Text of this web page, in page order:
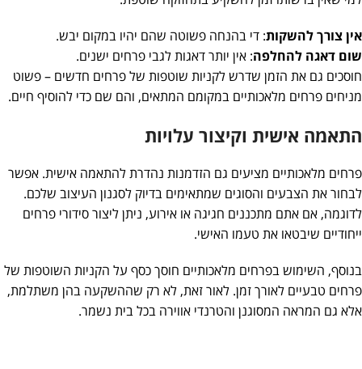
אין צורך להשקות: די בהנחה פשוטה שהם יהיו במקום יבש.
שום דאגה להחלפה: אין יותר דאגות לגבי פרחים ישנים.
חוסכים גם את הזמן שדרש לקניות שוטפות של פרחים חדשים – פשוט
מניחים פרחים מלאכותיים במקומם המתאים, והם שם כדי להוסיף חיים.
התאמה אישית וקיצור עלויות
פרחים מלאכותיים מציעים גם הזדמנות נהדרת להתאמה אישית. אפשר
לבחור את הצבעים והסוגים שמתאימים בדיוק לסגנון העיצוב שלכם.
לדוגמה, אם אתם מתכננים חגיגה או אירוע, ניתן ליצור סידורי פרחים
ייחודיים שיבטאו את טעמו האישי.
בנוסף, השימוש בפרחים מלאכותיים חוסך כסף על הקניות השוטפות של
פרחים טבעיים לאורך זמן. לאור זאת, לא רק שההשקעה בהן משתלמת,
אלא גם המראה המסוגנן והטרנדי אווירה בכל בית נשמר.